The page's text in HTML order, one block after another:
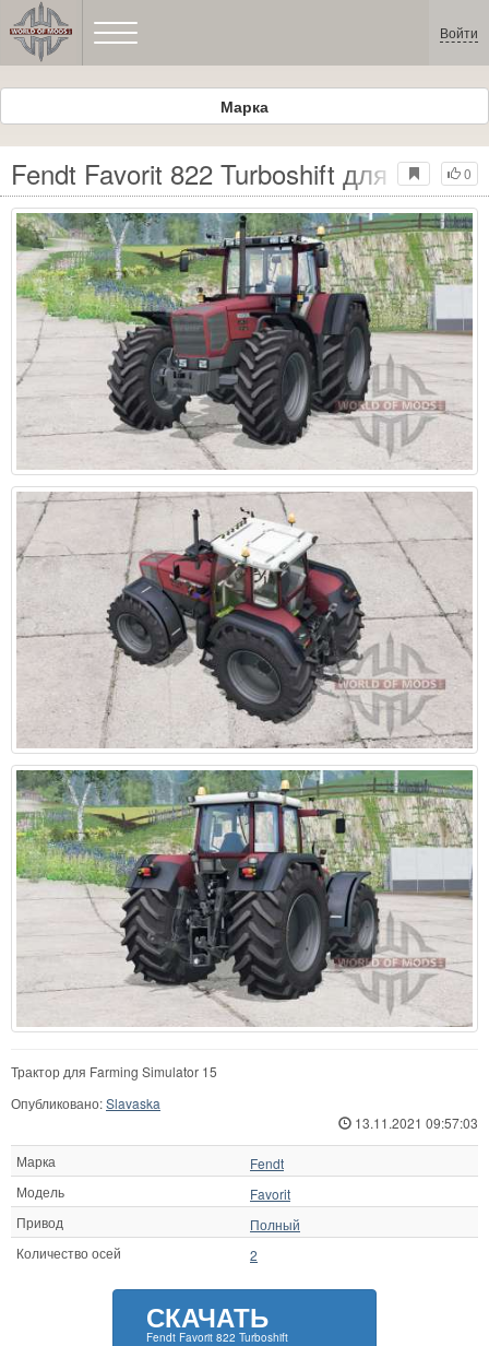
Войти
Марка
0
Fendt Favorit 822 Turboshift для
Трактор для Farming Simulator 15
Опубликовано:Slavaska
13.11.2021 09:57:03
Марка
Fendt
Модель
Favorit
Привод
Полный
Количество осей
2
СКАЧАТЬ
Fendt Favorit 822 Turboshift